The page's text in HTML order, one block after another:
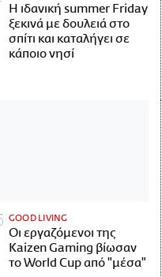
Η ιδανική summer Friday
ξεκινά με δουλειά στο
σπίτι και καταλήγει σε
κάποιο νησί
GOOD LIVING
Οι εργαζόμενοι της
Kaizen Gaming βίωσαν
το World Cup από "μέσα"